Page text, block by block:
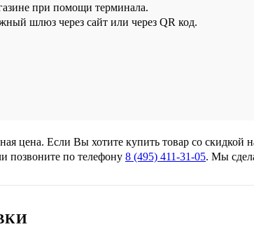
при помощи терминала.
шлюз через сайт или через QR код.
цена. Если Вы хотите купить товар со
позвоните по телефону 8 (495) 411-31-05. Мы